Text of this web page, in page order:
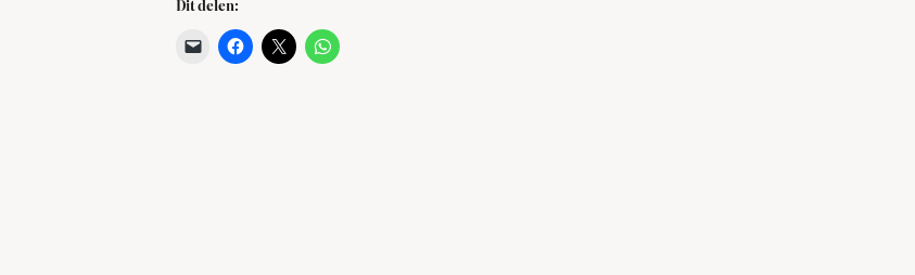
Dit delen: